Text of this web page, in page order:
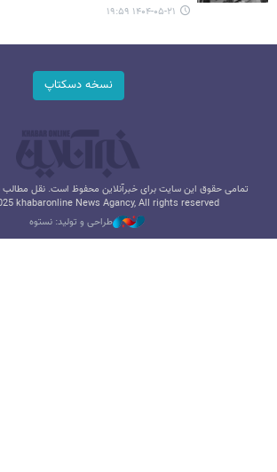
۱۴۰۴-۰۵-۲۱ ۱۹:۵۹
نسخه دسکتاپ
تمامی حقوق این سایت برای خبرآنلاین محفوظ است. نقل مطالب
khabaronline News Agancy, All rights reserved
طراحی و تولید: نستوه